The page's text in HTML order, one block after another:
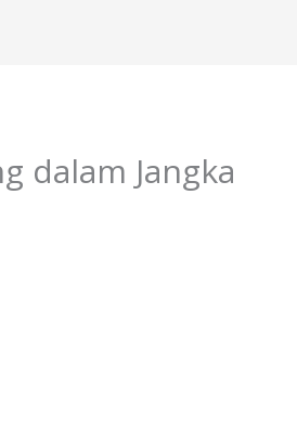
dalam Jangka